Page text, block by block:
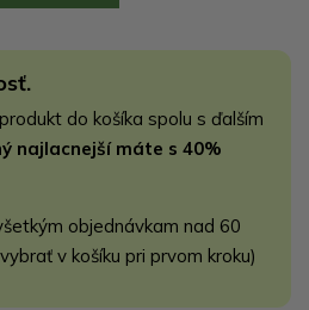
do košíka spolu s ďalším
najlacnejší máte s 40%
objednávkam nad 60
v košíku pri prvom kroku)